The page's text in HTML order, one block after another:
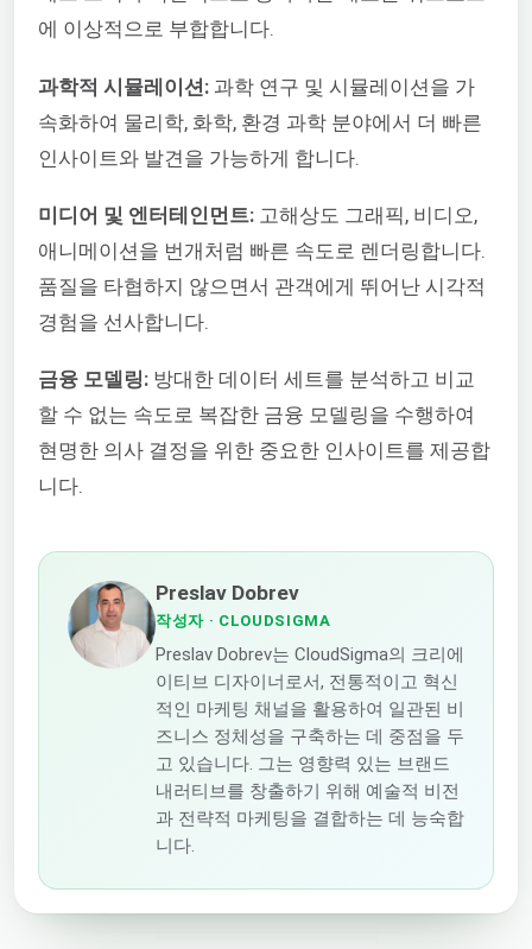
에 이상적으로 부합합니다.
과학적 시뮬레이션: 과학 연구 및 시뮬레이션을 가
속화하여 물리학, 화학, 환경 과학 분야에서 더 빠른
인사이트와 발견을 가능하게 합니다.
미디어 및 엔터테인먼트: 고해상도 그래픽, 비디오,
애니메이션을 번개처럼 빠른 속도로 렌더링합니다.
품질을 타협하지 않으면서 관객에게 뛰어난 시각적
경험을 선사합니다.
금융 모델링: 방대한 데이터 세트를 분석하고 비교
할 수 없는 속도로 복잡한 금융 모델링을 수행하여
현명한 의사 결정을 위한 중요한 인사이트를 제공합
니다.
Preslav Dobrev
작성자· CLOUDSIGMA
Preslav Dobrev는 CloudSigma의 크리에
이티브 디자이너로서, 전통적이고 혁신
적인 마케팅 채널을 활용하여 일관된 비
즈니스 정체성을 구축하는 데 중점을 두
고 있습니다. 그는 영향력 있는 브랜드
내러티브를 창출하기 위해 예술적 비전
과 전략적 마케팅을 결합하는 데 능숙합
니다.